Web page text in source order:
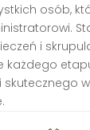
osób,
i
każdego
skutecznego